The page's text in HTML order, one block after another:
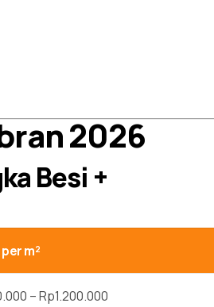
2026
Besi +
m²
– Rp1.200.000